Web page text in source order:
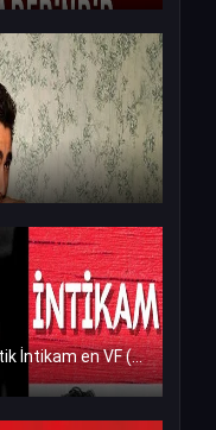
Les Amants Destines – Ask Mantik İntikam en VF (Voix Francaise)